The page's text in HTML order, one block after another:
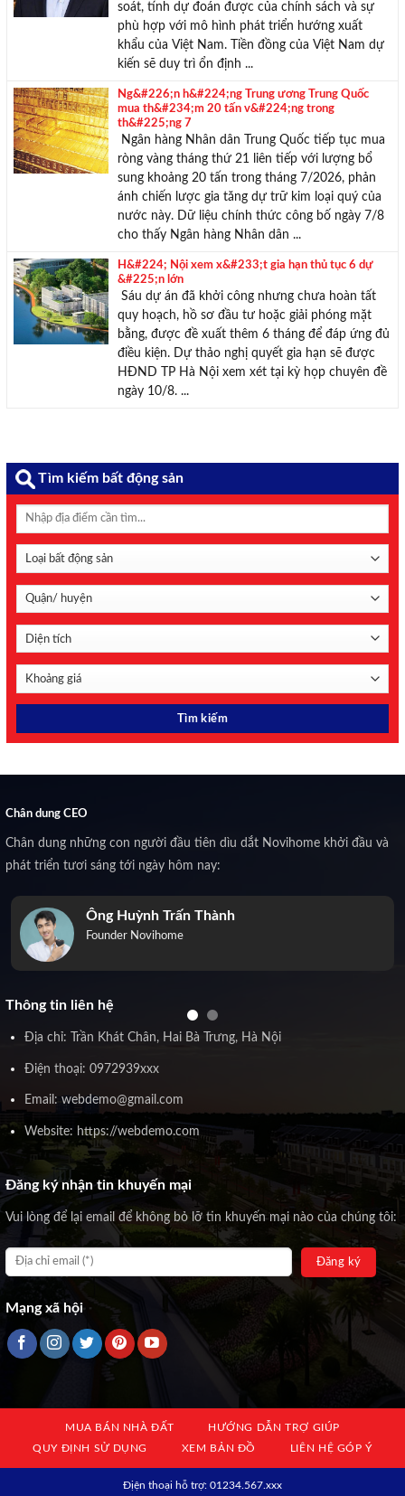
soát, tính dự đoán được của chính sách và sự
phù hợp với mô hình phát triển hướng xuất
khẩu của Việt Nam. Tiền đồng của Việt Nam dự
kiến sẽ duy trì ổn định ...
Ng&#226;n h&#224;ng Trung ương Trung Quốc
mua th&#234;m 20 tấn v&#224;ng trong
th&#225;ng 7
Ngân hàng Nhân dân Trung Quốc tiếp tục mua
ròng vàng tháng thứ 21 liên tiếp với lượng bổ
sung khoảng 20 tấn trong tháng 7/2026, phản
ánh chiến lược gia tăng dự trữ kim loại quý của
nước này. Dữ liệu chính thức công bố ngày 7/8
cho thấy Ngân hàng Nhân dân ...
H&#224; Nội xem x&#233;t gia hạn thủ tục 6 dự
&#225;n lớn
Sáu dự án đã khởi công nhưng chưa hoàn tất
quy hoạch, hồ sơ đầu tư hoặc giải phóng mặt
bằng, được đề xuất thêm 6 tháng để đáp ứng đủ
điều kiện. Dự thảo nghị quyết gia hạn sẽ được
HĐND TP Hà Nội xem xét tại kỳ họp chuyên đề
ngày 10/8. ...
Tìm kiếm bất động sản
Chân dung CEO
Chân dung những con người đầu tiên dìu dắt Novihome khởi đầu và
phát triển tươi sáng tới ngày hôm nay:
Ông Huỳnh Trấn Thành
Founder Novihome
Thông tin liên hệ
Địa chỉ: Trần Khát Chân, Hai Bà Trưng, Hà Nội
Điện thoại: 0972939xxx
Email: webdemo@gmail.com
Website: https://webdemo.com
Đăng ký nhận tin khuyến mại
Vui lòng để lại email để không bỏ lỡ tin khuyến mại nào của chúng tôi:
Mạng xã hội
MUA BÁN NHÀ ĐẤT
HƯỚNG DẪN TRỢ GIÚP
QUY ĐỊNH SỬ DỤNG
XEM BẢN ĐỒ LIÊN HỆ GÓP Ý
Địện thoại hỗ trợ: 01234.567.xxx